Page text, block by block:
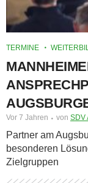
TERMINE
Vor 7 Jahren von SDV
Partner am
besonderen
Zielgruppen